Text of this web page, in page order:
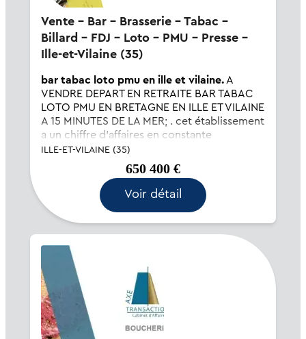
Vente - Bar - Brasserie - Tabac -
Billard - FDJ - Loto - PMU - Presse -
Ille-et-Vilaine (35)
bar tabac loto pmu en ille et vilaine.A
VENDRE DEPART EN RETRAITE BAR TABAC
LOTO PMU EN BRETAGNE EN ILLE ET VILAINE
A 15 MINUTES DE LA MER; . cet établissement
a un chiffre d'affaires en constante
augmentation d'année en année. Produit très
rentable. EBE comptable avoisinant les 160
ILLE-ET-VILAINE (35)
650 400 €
Voir détail